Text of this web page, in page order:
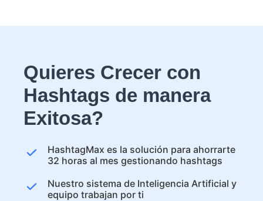
Quieres Crecer con
Hashtags de manera
Exitosa?
HashtagMax es la solución para ahorrarte
32 horas al mes gestionando hashtags
Nuestro sistema de Inteligencia Artificial y
equipo trabajan por ti